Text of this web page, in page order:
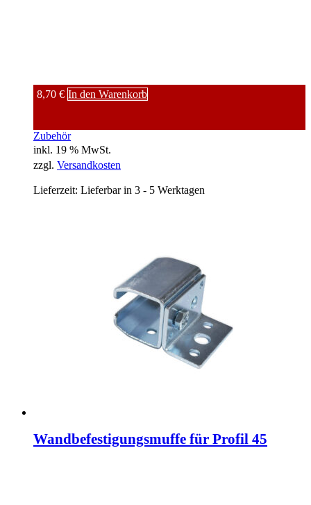
8,70 € In den Warenkorb
Zubehör
inkl. 19 % MwSt.
zzgl. Versandkosten
Lieferzeit: Lieferbar in 3 - 5 Werktagen
Wandbefestigungsmuffe für Profil 45